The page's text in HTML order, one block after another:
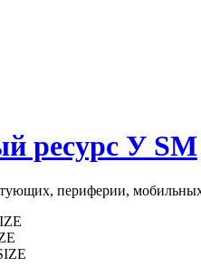
ресурс У SM
периферии, мобильных